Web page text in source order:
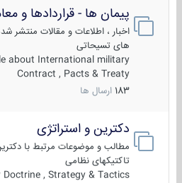
پیمان ها - قراردادها و
اخبار ، اطلاعات و مقالات منتشر
های تسیحاتی
about International military
Contract , Pacts & Treaty
183 ارسال ها
دکترین و استراتژی
مطالب و موضوعات مرتبط با دکترین
تاکتیکهای نظامی
Doctrine , Strategy & Tactics